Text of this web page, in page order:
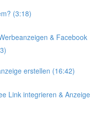
(3:18)
& Facebook
erstellen (16:42)
Link integrieren & Anzeige